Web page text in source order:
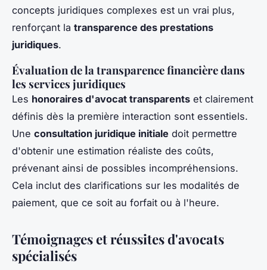
concepts juridiques complexes est un vrai plus,
renforçant la transparence des prestations
juridiques.
Évaluation de la transparence financière dans
les services juridiques
Les honoraires d'avocat transparents et clairement
définis dès la première interaction sont essentiels.
Une consultation juridique initiale doit permettre
d'obtenir une estimation réaliste des coûts,
prévenant ainsi de possibles incompréhensions.
Cela inclut des clarifications sur les modalités de
paiement, que ce soit au forfait ou à l'heure.
Témoignages et réussites d'avocats
spécialisés